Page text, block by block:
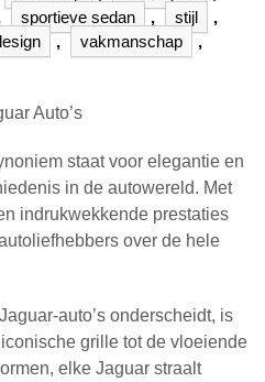
sportieve sedan , stijl
,
, vakmanschap
,
Auto’s
staat voor elegantie en
in de autowereld. Met
indrukwekkende prestaties
over de hele
auto’s onderscheidt, is
grille tot de vloeiende
elke Jaguar straalt